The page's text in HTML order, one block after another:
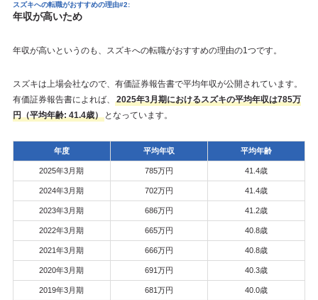
スズキへの転職がおすすめの理由#2:
年収が高いため
年収が高いというのも、スズキへの転職がおすすめの理由の1つです。
スズキは上場会社なので、有価証券報告書で平均年収が公開されています。
有価証券報告書によれば、
2025年3月期におけるスズキの平均年収は785万
円（平均年齢: 41.4歳）となっています。
年度 平均年収 平均年齢
2025年3月期 785万円 41.4歳
2024年3月期 702万円 41.4歳
2023年3月期 686万円 41.2歳
2022年3月期 665万円 40.8歳
2021年3月期 666万円 40.8歳
2020年3月期 691万円 40.3歳
2019年3月期 681万円 40.0歳